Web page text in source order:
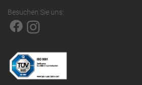
Besuchen Sie uns: